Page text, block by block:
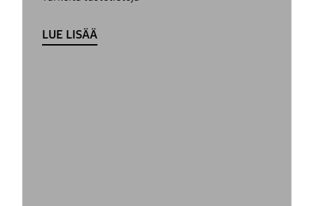
LUE LISÄÄ